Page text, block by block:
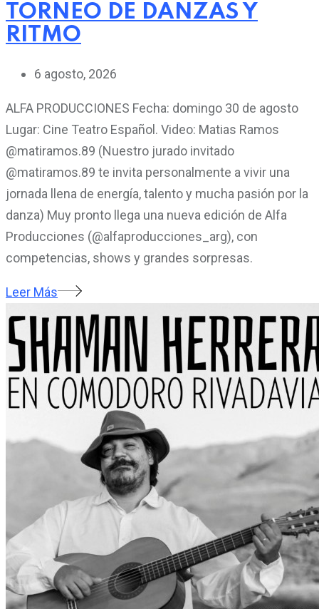
TORNEO DE DANZAS Y
RITMO
6 agosto, 2026
ALFA PRODUCCIONES Fecha: domingo 30 de agosto
Lugar: Cine Teatro Español. Video: Matias Ramos
@matiramos.89 (Nuestro jurado invitado
@matiramos.89 te invita personalmente a vivir una
jornada llena de energía, talento y mucha pasión por la
danza) Muy pronto llega una nueva edición de Alfa
Producciones (@alfaproducciones_arg), con
competencias, shows y grandes sorpresas.
Leer Más